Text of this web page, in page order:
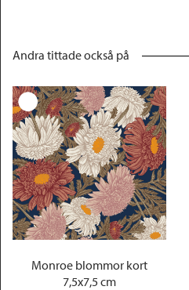
Andra tittade också på
Monroe blommor kort
7,5x7,5 cm